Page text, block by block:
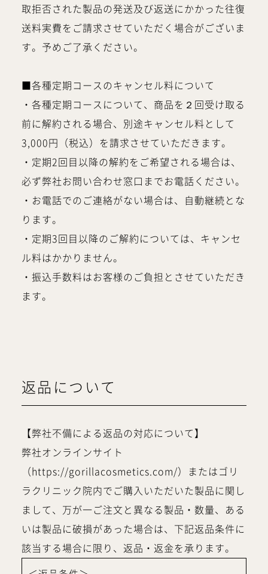
取拒否された製品の発送及び返送にかかった往復
送料実費をご請求させていただく場合がございま
す。予めご了承ください。
■各種定期コースのキャンセル料について
・各種定期コースについて、商品を２回受け取る
前に解約される場合、別途キャンセル料として
3,000円（税込）を請求させていただきます。
・定期2回目以降の解約をご希望される場合は、
必ず弊社お問い合わせ窓口までお電話ください。
・お電話でのご連絡がない場合は、自動継続とな
ります。
・定期3回目以降のご解約については、キャンセ
ル料はかかりません。
・振込手数料はお客様のご負担とさせていただき
ます。
返品について
【弊社不備による返品の対応について】
弊社オンラインサイト
（https://gorillacosmetics.com/）またはゴリ
ラクリニック院内でご購入いただいた製品に関し
まして、万が一ご注文と異なる製品・数量、ある
いは製品に破損があった場合は、下記返品条件に
該当する場合に限り、返品・返金を承ります。